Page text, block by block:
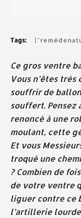
Tags:
Ce gros ventre
Vous n’êtes
souffrir de
souffert. Pensez
renoncé à une
moulant, cette
Et vous
troqué une
? Combien de
de votre ventre
liguer contre ce
l’artillerie